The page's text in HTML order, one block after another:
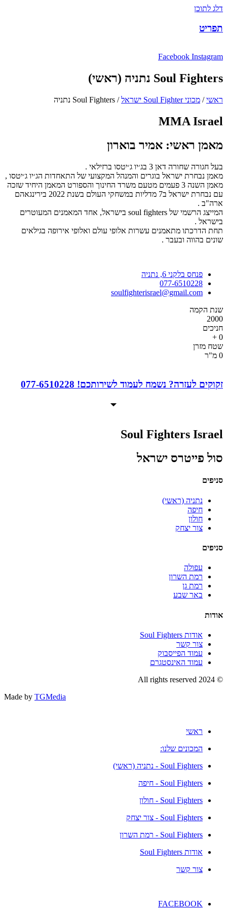
דלג לתוכן
תפריט
Facebook Instagram
Soul Fighters נתניה (ראשי)
ראשי/ מכוני Soul Fighter ישראל / Soul Fighters נתניה
MMA Israel
מאמן ראשי: אמיר בוארון
בעל חגורה שחורה דאן 3 בג׳יו ג׳יטסו ברזילאי .
מאמן נבחרת ישראל בוגרים והמנהל המקצועי של התאחדות הג׳יו ג׳יטסו ,
מאמן השנה 3 פעמים מטעם משרד החינוך והספורט המאמן היחיד שזכה
עם נבחרת ישראל ב7 מדליות במשחקי העולם בשנת 2022 בירינגאהם
ארה"ב .
המייצג הרשמי של soul fighters בישראל, אחד המאמנים המעוטרים
בישראל .
תחת הדרכתו מתאמנים עשרות אלופי עולם ואלופי אירופה בגילאים
שונים בהווה ובעבר .
פנחס בלקני 6, נתניה
077-6510228
soulfighterisrael@gmail.com
שנת הקמה
2000
חניכים
0
+
שטח מזרן
0 מ"ר
זקוקים לעזרה? נשמח לעמוד לשירותכם! 077-6510228
Soul Fighters Israel
סול פייטרס ישראל
סניפים
נתניה (ראשי)
חיפה
חולון
צור יצחק
סניפים
עפולה
רמת השרון
רמת גן
באר שבע
אודות
אודות Soul Fighters
צור קשר
עמוד הפייסבוק
עמוד האינסטגרם
© 2024 All rights reserved
Made by TGMedia
ראשי
המכונים שלנו:
Soul Fighters - נתניה (ראשי)
Soul Fighters - חיפה
Soul Fighters - חולון
Soul Fighters - צור יצחק
Soul Fighters - רמת השרון
אודות Soul Fighters
צור קשר
FACEBOOK